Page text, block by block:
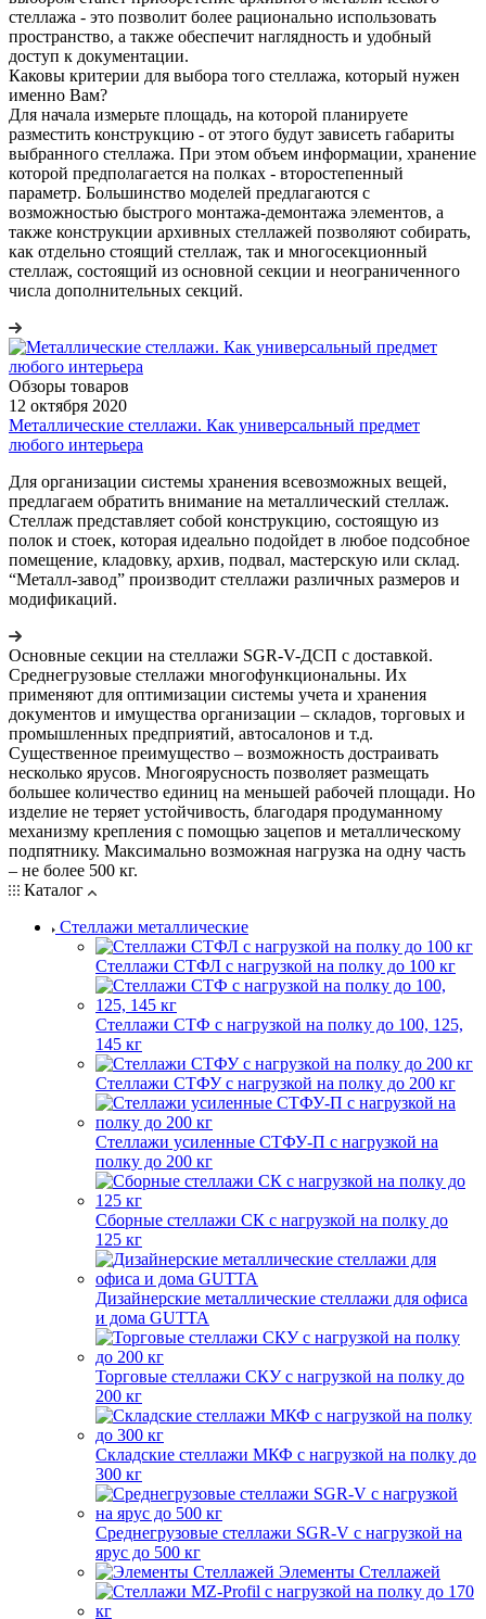
стеллажа - это позволит более рационально использовать
пространство, а также обеспечит наглядность и удобный
доступ к документации.
Каковы критерии для выбора того стеллажа, который нужен
именно Вам?
Для начала измерьте площадь, на которой планируете
разместить конструкцию - от этого будут зависеть габариты
выбранного стеллажа. При этом объем информации, хранение
которой предполагается на полках - второстепенный
параметр. Большинство моделей предлагаются с
возможностью быстрого монтажа-демонтажа элементов, а
также конструкции архивных стеллажей позволяют собирать,
как отдельно стоящий стеллаж, так и многосекционный
стеллаж, состоящий из основной секции и неограниченного
числа дополнительных секций.
Обзоры товаров
12 октября 2020
Металлические стеллажи. Как универсальный предмет
любого интерьера
Для организации системы хранения всевозможных вещей,
предлагаем обратить внимание на металлический стеллаж.
Стеллаж представляет собой конструкцию, состоящую из
полок и стоек, которая идеально подойдет в любое подсобное
помещение, кладовку, архив, подвал, мастерскую или склад.
“Металл-завод” производит стеллажи различных размеров и
модификаций.
Основные секции на стеллажи SGR-V-ДСП с доставкой.
Среднегрузовые стеллажи многофункциональны. Их
применяют для оптимизации системы учета и хранения
документов и имущества организации – складов, торговых и
промышленных предприятий, автосалонов и т.д.
Существенное преимущество – возможность достраивать
несколько ярусов. Многоярусность позволяет размещать
большее количество единиц на меньшей рабочей площади. Но
изделие не теряет устойчивость, благодаря продуманному
механизму крепления с помощью зацепов и металлическому
подпятнику. Максимально возможная нагрузка на одну часть
– не более 500 кг.
Каталог
Стеллажи металлические
Стеллажи СТФЛ с нагрузкой на полку до 100 кг
Стеллажи СТФ с нагрузкой на полку до 100, 125,
145 кг
Стеллажи СТФУ с нагрузкой на полку до 200 кг
Стеллажи усиленные СТФУ-П с нагрузкой на
полку до 200 кг
Сборные стеллажи СК с нагрузкой на полку до
125 кг
Дизайнерские металлические стеллажи для офиса
и дома GUTTA
Торговые стеллажи СКУ с нагрузкой на полку до
200 кг
Складские стеллажи МКФ с нагрузкой на полку до
300 кг
Среднегрузовые стеллажи SGR-V с нагрузкой на
ярус до 500 кг
Элементы Стеллажей